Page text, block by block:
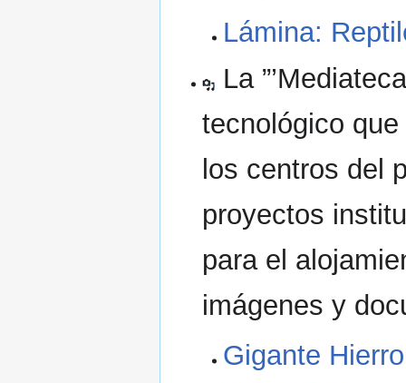
Lámina:
La
tecnológico
los centros del
proyectos
para el
imágenes y
Gigante